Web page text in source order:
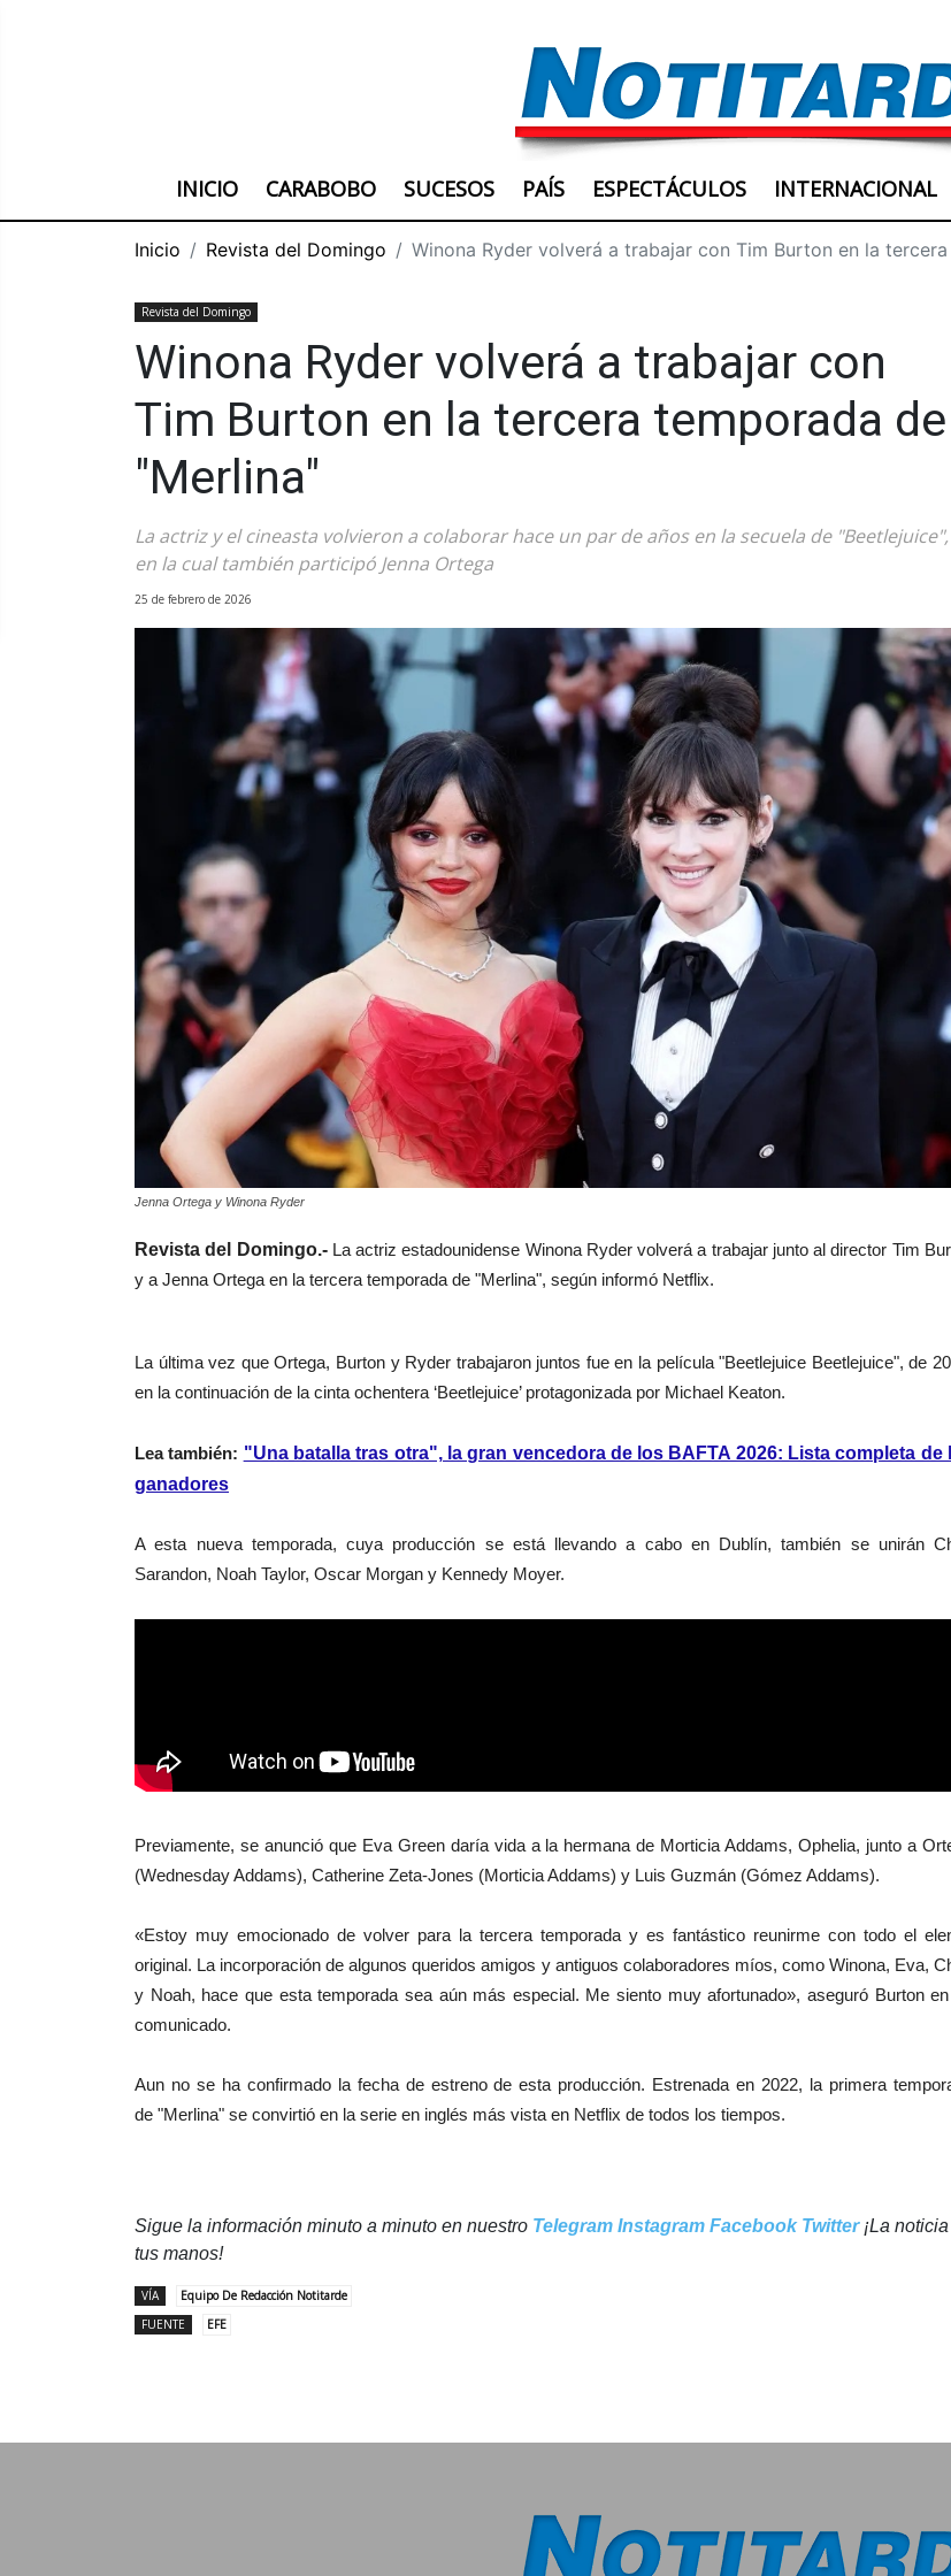
INICIO CARABOBO SUCESOS PAÍS ESPECTÁCULOS INTERNACIONAL
Inicio Revista del Domingo Winona Ryder volverá a trabajar con Tim Burton en la
Revista del Domingo
Winona Ryder volverá a trabajar con
Tim Burton en la tercera temporada de
"Merlina"
La actriz y el cineasta volvieron a colaborar hace un par de años en la secuela de "Beetlejuice",
en la cual también participó Jenna Ortega
25 de febrero de 2026
Jenna Ortega y Winona Ryder
Revista del Domingo.- La actriz estadounidense Winona Ryder volverá a trabajar junto al director Tim
y a Jenna Ortega en la tercera temporada de "Merlina", según informó Netflix.
La última vez que Ortega, Burton y Ryder trabajaron juntos fue en la película "Beetlejuice Beetlejuice", de
en la continuación de la cinta ochentera ‘Beetlejuice’ protagonizada por Michael Keaton.
Lea también: "Una batalla tras otra", la gran vencedora de los BAFTA 2026: Lista completa de
ganadores
A esta nueva temporada, cuya producción se está llevando a cabo en Dublín, también se unirán
Sarandon, Noah Taylor, Oscar Morgan y Kennedy Moyer.
Previamente, se anunció que Eva Green daría vida a la hermana de Morticia Addams, Ophelia, junto a
(Wednesday Addams), Catherine Zeta-Jones (Morticia Addams) y Luis Guzmán (Gómez Addams).
«Estoy muy emocionado de volver para la tercera temporada y es fantástico reunirme con todo el
original. La incorporación de algunos queridos amigos y antiguos colaboradores míos, como Winona, Eva,
y Noah, hace que esta temporada sea aún más especial. Me siento muy afortunado», aseguró Burton
comunicado.
Aun no se ha confirmado la fecha de estreno de esta producción. Estrenada en 2022, la primera
de "Merlina" se convirtió en la serie en inglés más vista en Netflix de todos los tiempos.
Sigue la información minuto a minuto en nuestro Telegram Instagram Facebook Twitter¡La
tus manos!
VÍA
Equipo De Redacción Notitarde
FUENTE
EFE